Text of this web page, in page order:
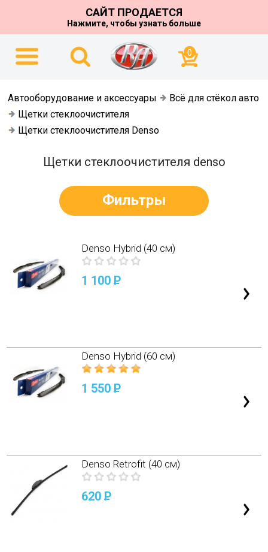
САЙТ ПРОДАЕТСЯ
Нажмите, чтобы узнать больше
0
Автооборудование и аксессуары
Всё для стёкол авто
Щетки стеклоочистителя
Щетки стеклоочистителя Denso
Щетки стеклоочистителя denso
Фильтры
Denso Hybrid (40 см)
1 100P
Denso Hybrid (60 см)
1 550P
Denso Retrofit (40 см)
620P